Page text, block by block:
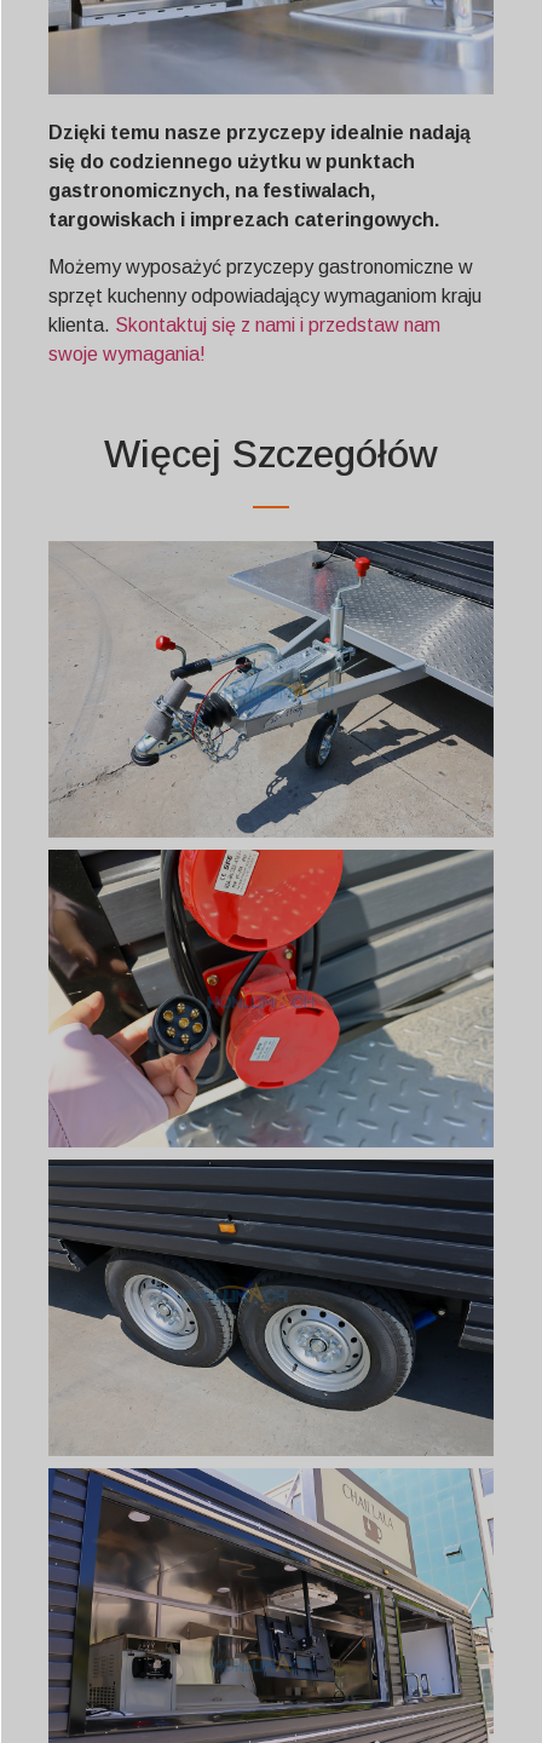
Dzięki temu nasze przyczepy idealnie nadają
się do codziennego użytku w punktach
gastronomicznych, na festiwalach,
targowiskach i imprezach cateringowych.
Możemy wyposażyć przyczepy gastronomiczne w
sprzęt kuchenny odpowiadający wymaganiom kraju
klienta. Skontaktuj się z nami i przedstaw nam
swoje wymagania!
Więcej Szczegółów